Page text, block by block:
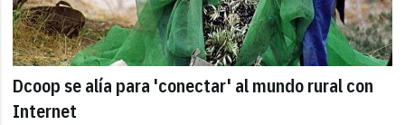
Dcoop se alía para 'conectar' al mundo rural con
Internet